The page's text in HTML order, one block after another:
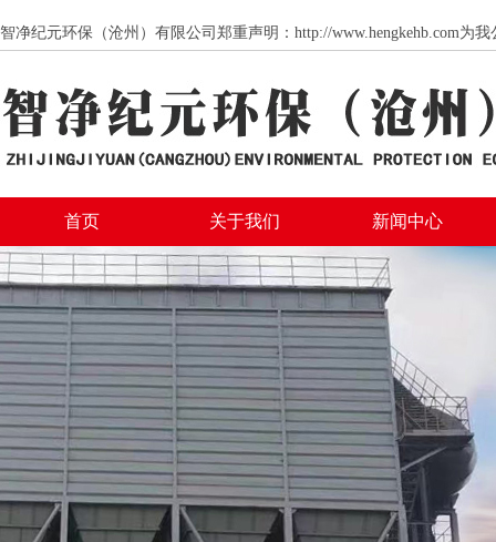
智净纪元环保（沧州）有限公司郑重声明：http://www.hengkehb.com
首页 关于我们 新闻中心